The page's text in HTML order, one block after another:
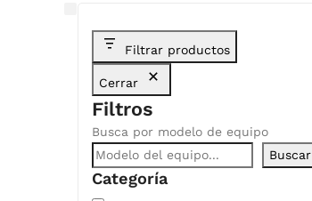
Filtrar productos
Cerrar
Filtros
Busca por modelo de equipo
Buscar
Categoría